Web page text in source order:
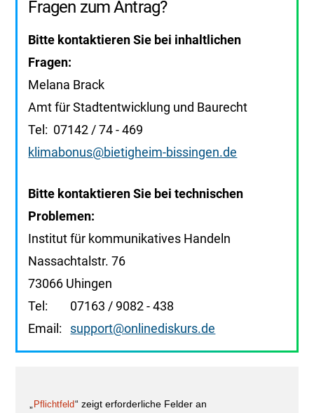
Fragen zum Antrag?
Bitte kontaktieren Sie bei inhaltlichen
Fragen:
Melana Brack
Amt für Stadtentwicklung und Baurecht
Tel: 07142 / 74 - 469
klimabonus@bietigheim-bissingen.de
Bitte kontaktieren Sie bei technischen
Problemen:
Institut für kommunikatives Handeln
Nassachtalstr. 76
73066 Uhingen
Tel: 07163 / 9082 - 438
Email: support@onlinediskurs.de
Pflichtfeld“ zeigt erforderliche Felder an